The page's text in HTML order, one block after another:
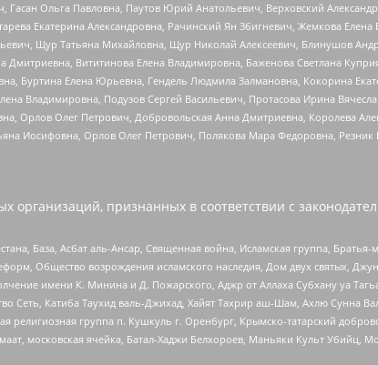
Ольга Павловна, Паутов Юрий Анатольевич, Верховский
Екатерина Александровна, Рачинский Ян Збигневич, Жемкова
Щур Татьяна Михайловна, Щур Николай Алексеевич, Блинушов
Вититинова Елена Владимировна, Баженова Светлана
Буртина Елена Юрьевна, Гендель Людмила Залмановна, Кокорина
Владимировна, Подузов Сергей Васильевич, Протасова Ирина
Орлов Олег Петрович, Добровольская Анна Дмитриевна, Королева
Иосифовна, Орлов Олег Петрович, Полякова Мара Федоровна,
признанных в соответствии с
База, Асбат аль-Ансар, Священная война, Исламская группа, Братья-
Общество возрождения исламского наследия, Дом двух святых,
имени К. Минина и Д. Пожарского, Аджр от Аллаха Субхану уа
Сеть, Катиба Таухид валь-Джихад, Хайят Тахрир аш-Шам, Ахлю Сунна
религиозная группа п. Кушкуль г. Оренбург, Крымско-татарский
московская ячейка, Батал-Хаджи Белхороев, Маньяки Культ Убийц,